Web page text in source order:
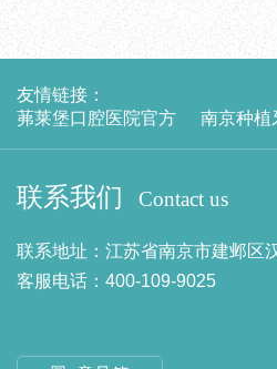
友情链接：
茀莱堡口腔医院官方
南京种植
联系我们 Contact us
联系地址：江苏省南京市建邺区
客服电话：400-109-9025